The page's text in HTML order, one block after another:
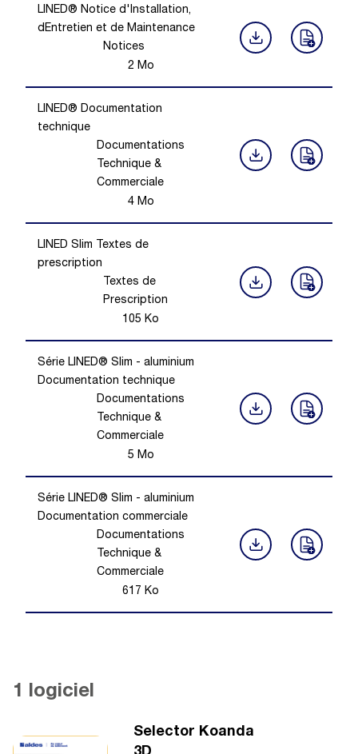
LINED® Notice d'Installation,
dEntretien et de Maintenance
Notices
2 Mo
LINED® Documentation
technique
Documentations
Technique &
Commerciale
4Mo
LINED Slim Textes de
prescription
Textes de
Prescription
105 Ko
Série LINED® Slim - aluminium
Documentation technique
Documentations
Technique &
Commerciale
5 Mo
Série LINED® Slim - aluminium
Documentation commerciale
Documentations
Technique &
Commerciale
617 Ko
1 logiciel
Selector Koanda